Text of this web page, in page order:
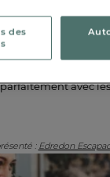
Sur un plaid,
s’intègre
et apporte une
de montagne, pour
parfaitement avec
: Edredon
des